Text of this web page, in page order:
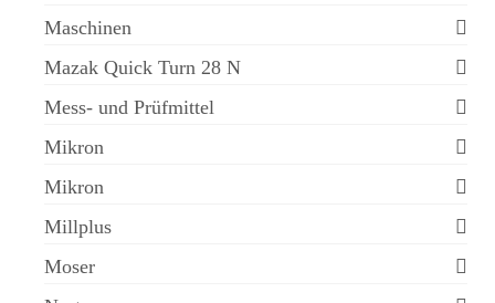
Maschinen
Mazak Quick Turn 28 N
Mess- und Prüfmittel
Mikron
Mikron
Millplus
Moser